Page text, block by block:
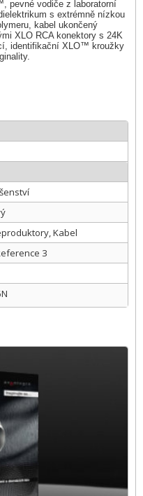
pevné vodiče z laboratorní
s extrémně nízkou
kabel ukončený
XLO RCA konektory s 24K
identifikační XLO™ kroužky
Kabel
3